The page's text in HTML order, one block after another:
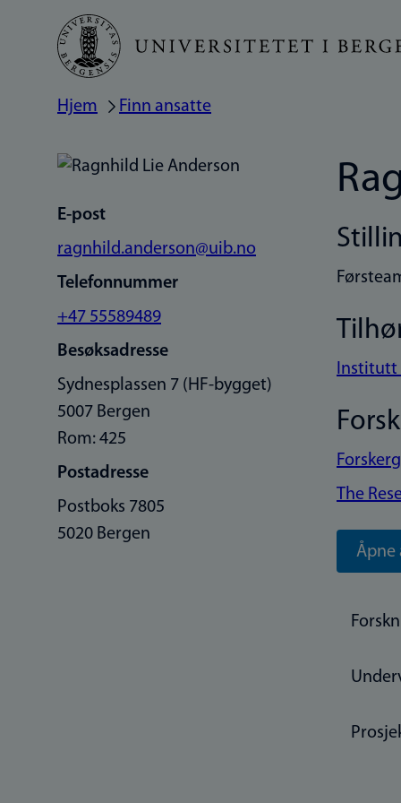
Hopp
hovedinnhold
Navigasjonssti
Hjem Finn ansatte
E-post
ragnhild.anderson@uib.no
Telefonnummer
+47 55589489
Besøksadresse
Sydnesplassen 7 (HF-bygget)
5007 Bergen
Rom: 425
Postadresse
Postboks 7805
5020 Bergen
The
Åpne